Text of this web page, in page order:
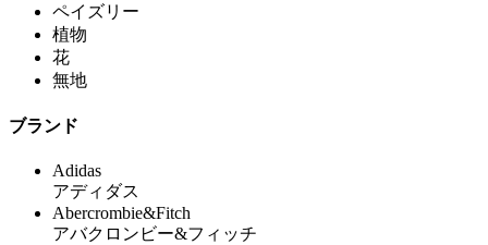
ペイズリー
植物
花
無地
ブランド
Adidas
アディダス
Abercrombie&Fitch
アバクロンビー&フィッチ